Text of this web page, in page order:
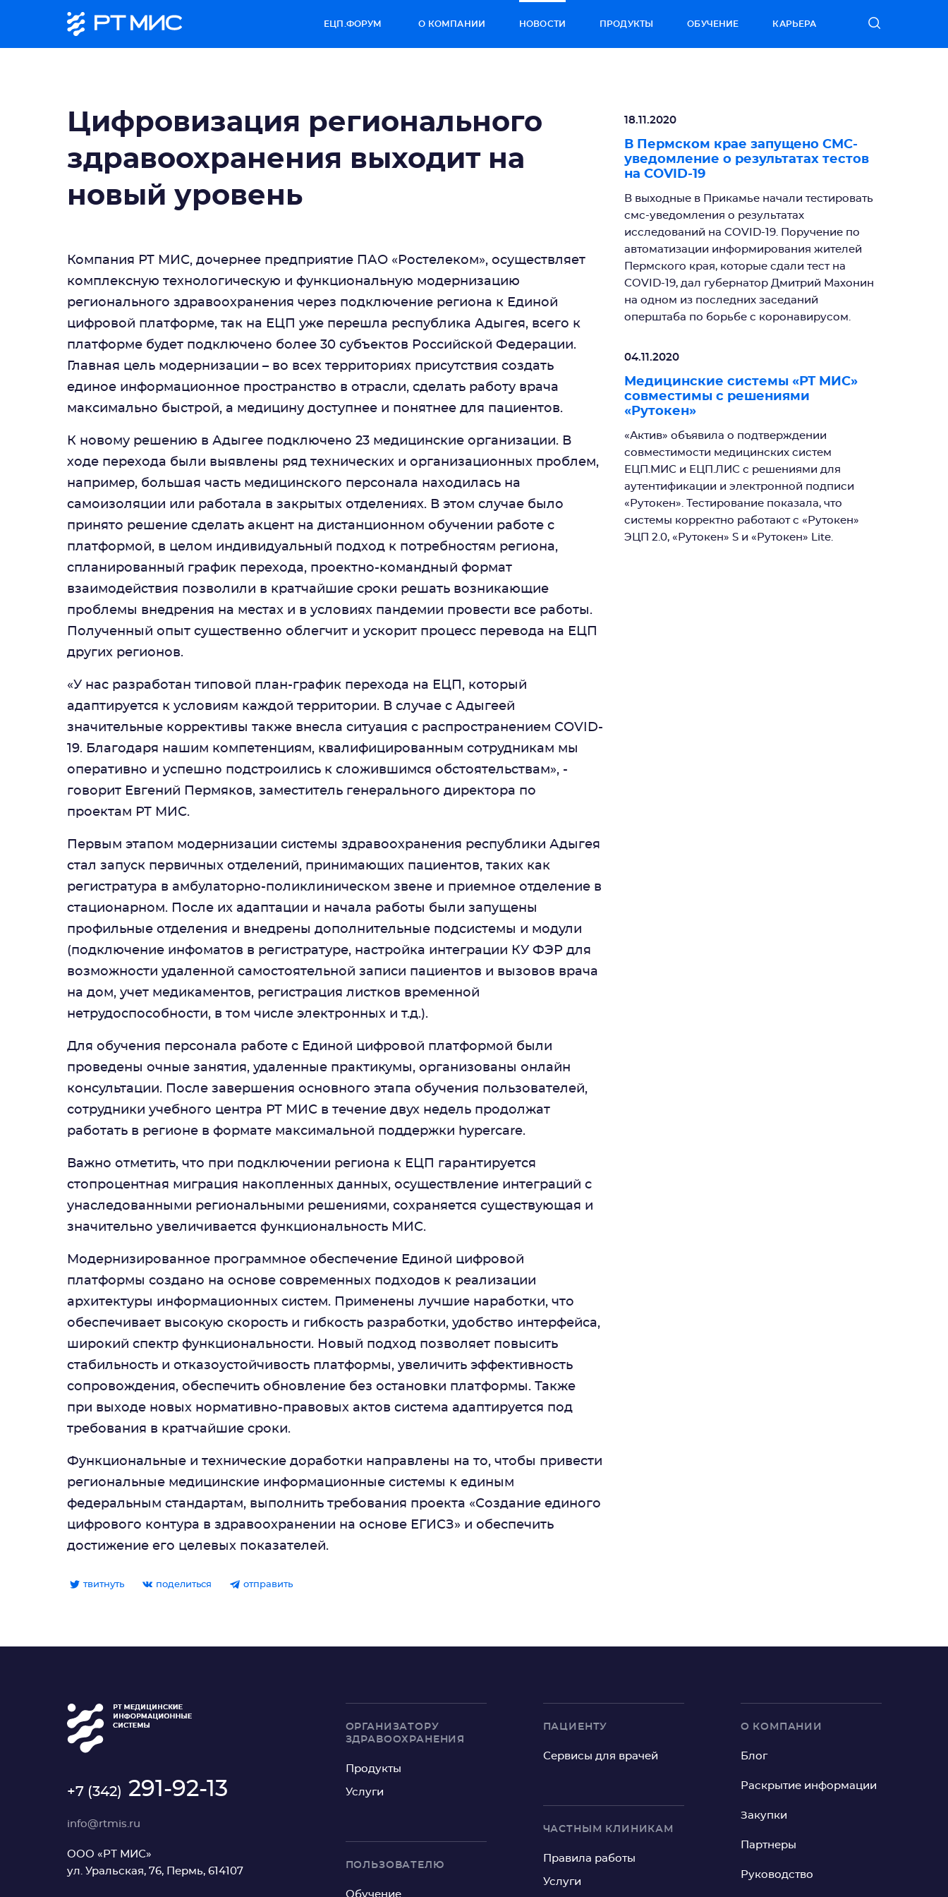
ЕЦП.ФОРУМ О КОМПАНИИ НОВОСТИ ПРОДУКТЫ ОБУЧЕНИЕ КАРЬЕРА
Цифровизация регионального
здравоохранения выходит на
новый уровень
Компания РТ МИС, дочернее предприятие ПАО «Ростелеком», осуществляет
комплексную технологическую и функциональную модернизацию
регионального здравоохранения через подключение региона к Единой
цифровой платформе, так на ЕЦП уже перешла республика Адыгея, всего к
платформе будет подключено более 30 субъектов Российской Федерации.
Главная цель модернизации – во всех территориях присутствия создать
единое информационное пространство в отрасли, сделать работу врача
максимально быстрой, а медицину доступнее и понятнее для пациентов.
К новому решению в Адыгее подключено 23 медицинские организации. В
ходе перехода были выявлены ряд технических и организационных проблем,
например, большая часть медицинского персонала находилась на
самоизоляции или работала в закрытых отделениях. В этом случае было
принято решение сделать акцент на дистанционном обучении работе с
платформой, в целом индивидуальный подход к потребностям региона,
спланированный график перехода, проектно-командный формат
взаимодействия позволили в кратчайшие сроки решать возникающие
проблемы внедрения на местах и в условиях пандемии провести все работы.
Полученный опыт существенно облегчит и ускорит процесс перевода на ЕЦП
других регионов.
«У нас разработан типовой план-график перехода на ЕЦП, который
адаптируется к условиям каждой территории. В случае с Адыгеей
значительные коррективы также внесла ситуация с распространением COVID-
19. Благодаря нашим компетенциям, квалифицированным сотрудникам мы
оперативно и успешно подстроились к сложившимся обстоятельствам», -
говорит Евгений Пермяков, заместитель генерального директора по
проектам РТ МИС.
Первым этапом модернизации системы здравоохранения республики Адыгея
стал запуск первичных отделений, принимающих пациентов, таких как
регистратура в амбулаторно-поликлиническом звене и приемное отделение в
стационарном. После их адаптации и начала работы были запущены
профильные отделения и внедрены дополнительные подсистемы и модули
(подключение инфоматов в регистратуре, настройка интеграции КУ ФЭР для
возможности удаленной самостоятельной записи пациентов и вызовов врача
на дом, учет медикаментов, регистрация листков временной
нетрудоспособности, в том числе электронных и т.д.).
Для обучения персонала работе с Единой цифровой платформой были
проведены очные занятия, удаленные практикумы, организованы онлайн
консультации. После завершения основного этапа обучения пользователей,
сотрудники учебного центра РТ МИС в течение двух недель продолжат
работать в регионе в формате максимальной поддержки hypercare.
Важно отметить, что при подключении региона к ЕЦП гарантируется
стопроцентная миграция накопленных данных, осуществление интеграций с
унаследованными региональными решениями, сохраняется существующая и
значительно увеличивается функциональность МИС.
Модернизированное программное обеспечение Единой цифровой
платформы создано на основе современных подходов к реализации
архитектуры информационных систем. Применены лучшие наработки, что
обеспечивает высокую скорость и гибкость разработки, удобство интерфейса,
широкий спектр функциональности. Новый подход позволяет повысить
стабильность и отказоустойчивость платформы, увеличить эффективность
сопровождения, обеспечить обновление без остановки платформы. Также
при выходе новых нормативно-правовых актов система адаптируется под
требования в кратчайшие сроки.
Функциональные и технические доработки направлены на то, чтобы привести
региональные медицинские информационные системы к единым
федеральным стандартам, выполнить требования проекта «Создание единого
цифрового контура в здравоохранении на основе ЕГИСЗ» и обеспечить
достижение его целевых показателей.
твитнуть поделиться отправить
18.11.2020
В Пермском крае запущено СМС-
уведомление о результатах тестов
на COVID-19
В выходные в Прикамье начали тестировать
смс-уведомления о результатах
исследований на COVID-19. Поручение по
автоматизации информирования жителей
Пермского края, которые сдали тест на
COVID-19, дал губернатор Дмитрий Махонин
на одном из последних заседаний
оперштаба по борьбе с коронавирусом.
04.11.2020
Медицинские системы «РТ МИС»
совместимы с решениями
«Рутокен»
«Актив» объявила о подтверждении
совместимости медицинских систем
ЕЦП.МИС и ЕЦП.ЛИС с решениями для
аутентификации и электронной подписи
«Рутокен». Тестирование показала, что
системы корректно работают с «Рутокен»
ЭЦП 2.0, «Рутокен» S и «Рутокен» Lite.
ОРГАНИЗАТОРУ
ЗДРАВООХРАНЕНИЯ
Продукты
Услуги
ПОЛЬЗОВАТЕЛЮ
Обучение
ПАЦИЕНТУ
Сервисы для врачей
ЧАСТНЫМ КЛИНИКАМ
Правила работы
Услуги
О КОМПАНИИ
Блог
Раскрытие информации
Закупки
Партнеры
Руководство
+7 (342) 291-92-13
info@rtmis.ru
ООО «РТ МИС»
ул. Уральская, 76, Пермь, 614107